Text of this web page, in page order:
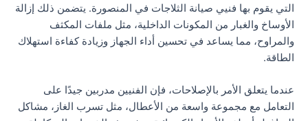
التي يقوم بها فنيي صيانة الثلاجات في المنصورة. يتضمن ذلك إزالة
الأوساخ والغبار من المكونات الداخلية، مثل ملفات المكثف
والمراوح، مما يساعد في تحسين أداء الجهاز وزيادة كفاءة استهلاك
الطاقة.
عندما يتعلق الأمر بالإصلاحات، فإن الفنيين مدربين جيدًا على
التعامل مع مجموعة واسعة من الأعطال، مثل تسرب الغاز، مشاكل